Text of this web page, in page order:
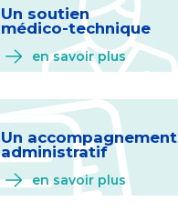
Un soutien
médico-technique
en savoir plus
Un accompagnement
administratif
en savoir plus